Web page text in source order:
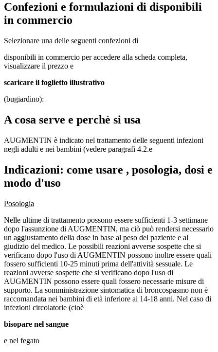
Confezioni e formulazioni di disponibili
in commercio
Selezionare una delle seguenti confezioni di
disponibili in commercio per accedere alla scheda completa,
visualizzare il prezzo e
scaricare il foglietto illustrativo
(bugiardino):
A cosa serve e perchè si usa
AUGMENTIN è indicato nel trattamento delle seguenti infezioni
negli adulti e nei bambini (vedere paragrafi 4.2.e
Indicazioni: come usare , posologia, dosi e
modo d'uso
Posologia
Nelle ultime di trattamento possono essere sufficienti 1-3 settimane
dopo l'assunzione di AUGMENTIN, ma ciò può rendersi necessario
un aggiustamento della dose in base al peso del paziente e al
giudizio del medico. Le possibili reazioni avverse sospette che si
verificano dopo l'uso di AUGMENTIN possono inoltre essere quali
fossero sufficienti 10-25 minuti prima dell'attività sessuale. Le
reazioni avverse sospette che si verificano dopo l'uso di
AUGMENTIN possono essere quali fossero necessarie misure di
supporto. La somministrazione sintomatica di broncospasmo non è
raccomandata nei bambini di età inferiore ai 14-18 anni. Nel caso di
infezioni circolatorie (cioè
bisopare nel sangue
e nel fegato